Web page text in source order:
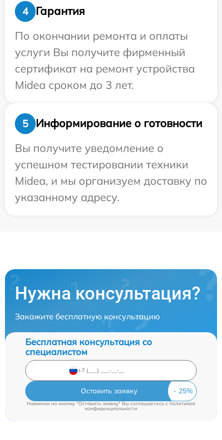
4
Гарантия
По окончании ремонта и оплаты
услуги Вы получите фирменный
сертификат на ремонт устройства
Midea сроком до 3 лет.
5
Информирование о готовности
Вы получите уведомление о
успешном тестировании техники
Midea, и мы организуем доставку по
указанному адресу.
Нужна консультация?
Закажите бесплатную консультацию
Бесплатная консультация со
специалистом
Оставить заявку
Нажимая на кнопку "Оставить заявку" Вы соглашаетесь cполитикой
конфиденциальности